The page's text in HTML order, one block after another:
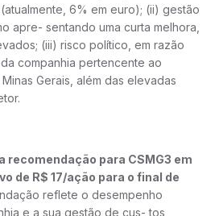
6% em euro); (ii) gestão
apre- sentando uma curta melhora,
(iii) risco político, em razão
companhia pertencente ao
Gerais, além das elevadas
recomendação para CSMG3 em
de R$ 17/ação para o final de
reflete o desempenho
e a sua gestão de cus- tos